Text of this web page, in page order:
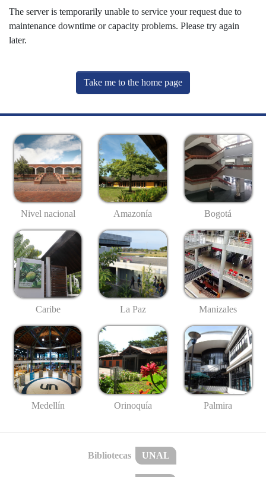
The server is temporarily unable to service your request due to
maintenance downtime or capacity problems. Please try again
later.
Take me to the home page
Nivel nacional Amazonía Bogotá
Caribe La Paz Manizales
Medellín Orinoquía Palmira
Bibliotecas UNAL